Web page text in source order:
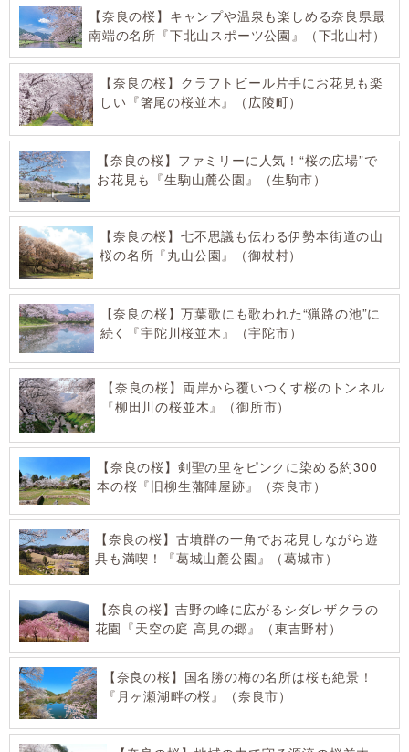
【奈良の桜】キャンプや温泉も楽しめる奈良県最
南端の名所『下北山スポーツ公園』（下北山村）
【奈良の桜】クラフトビール片手にお花見も楽
しい『箸尾の桜並木』（広陵町）
【奈良の桜】ファミリーに人気！“桜の広場”で
お花見も『生駒山麓公園』（生駒市）
【奈良の桜】七不思議も伝わる伊勢本街道の山
桜の名所『丸山公園』（御杖村）
【奈良の桜】万葉歌にも歌われた“猟路の池”に
続く『宇陀川桜並木』（宇陀市）
【奈良の桜】両岸から覆いつくす桜のトンネル
『柳田川の桜並木』（御所市）
【奈良の桜】剣聖の里をピンクに染める約300
本の桜『旧柳生藩陣屋跡』（奈良市）
【奈良の桜】古墳群の一角でお花見しながら遊
具も満喫！『葛城山麓公園』（葛城市）
【奈良の桜】吉野の峰に広がるシダレザクラの
花園『天空の庭 高見の郷』（東吉野村）
【奈良の桜】国名勝の梅の名所は桜も絶景！
『月ヶ瀬湖畔の桜』（奈良市）